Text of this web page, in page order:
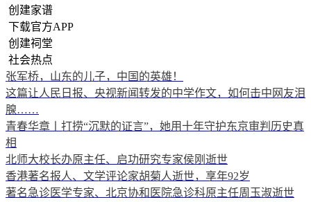
创建家谱
下载官方APP
创建祠堂
社会热点
张军桥，山东的儿子，中国的英雄！
这篇让人民日报、央视新闻转发的中学作文，如何击中网友泪
腺……
青春华章丨打捞“沉默的证言”，她用十年守护东京审判历史真
相
北师大校长办原主任、启功研究专家侯刚逝世
香港著名报人、文学评论家胡菊人逝世，享年92岁
著名急诊医学专家、北京协和医院急诊科原主任周玉淑逝世